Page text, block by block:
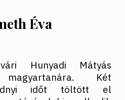
Éva
Hunyadi Mátyás
magyartanára. Két
időt töltött el